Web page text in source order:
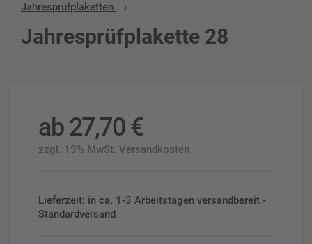
Jahresprüfplaketten
Jahresprüfplakette 28
ab27,70 €
zzgl. 19% MwSt. Versandkosten
Lieferzeit: in ca. 1-3 Arbeitstagen versandbereit -
Standardversand